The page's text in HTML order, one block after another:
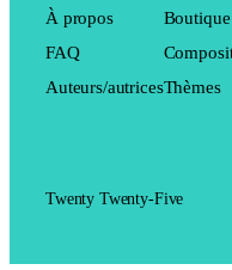
À propos
FAQ
Auteurs/autrices
Boutique
Thèmes
Twenty Twenty-Five